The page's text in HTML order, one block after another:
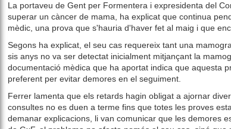
La portaveu de Gent per Formentera i expresidenta del
superar un càncer de mama, ha explicat que continua
mèdic, una prova que s'hauria d'haver fet al maig i que
Segons ha explicat, el seu cas requereix tant una
sis anys no va ser detectat inicialment mitjançant la
documentació mèdica que ha aportat indica que aquesta
preferent per evitar demores en el seguiment.
Ferrer lamenta que els retards hagin obligat a ajornar
consultes no es duen a terme fins que totes les proves
demanar explicacions, li van comunicar que les demores